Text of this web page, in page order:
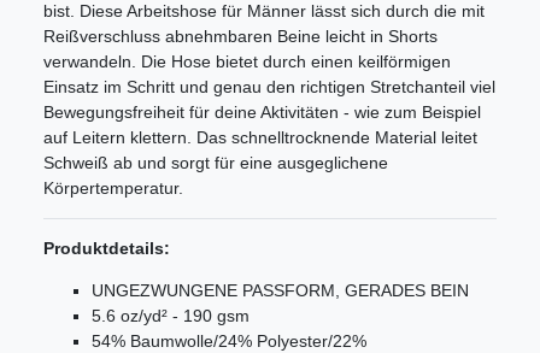
bist. Diese Arbeitshose für Männer lässt sich durch die mit
Reißverschluss abnehmbaren Beine leicht in Shorts
verwandeln. Die Hose bietet durch einen keilförmigen
Einsatz im Schritt und genau den richtigen Stretchanteil viel
Bewegungsfreiheit für deine Aktivitäten - wie zum Beispiel
auf Leitern klettern. Das schnelltrocknende Material leitet
Schweiß ab und sorgt für eine ausgeglichene
Körpertemperatur.
Produktdetails:
UNGEZWUNGENE PASSFORM, GERADES BEIN
5.6 oz/yd² - 190 gsm
54% Baumwolle/24% Polyester/22%